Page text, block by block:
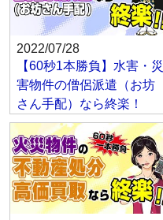
2022/07/28
【60秒1本勝負】水害・災
害物件の僧侶派遣（お坊
さん手配）なら終楽！